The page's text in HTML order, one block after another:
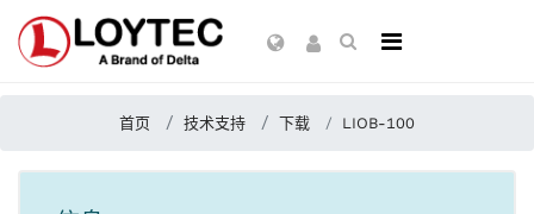
首页 技术支持 下载 LIOB-100